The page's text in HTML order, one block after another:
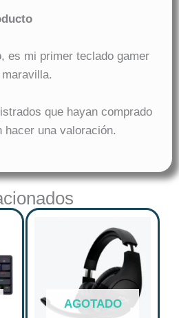
es mi primer teclado gamer
que hayan comprado
hacer una valoración.
AGOTADO